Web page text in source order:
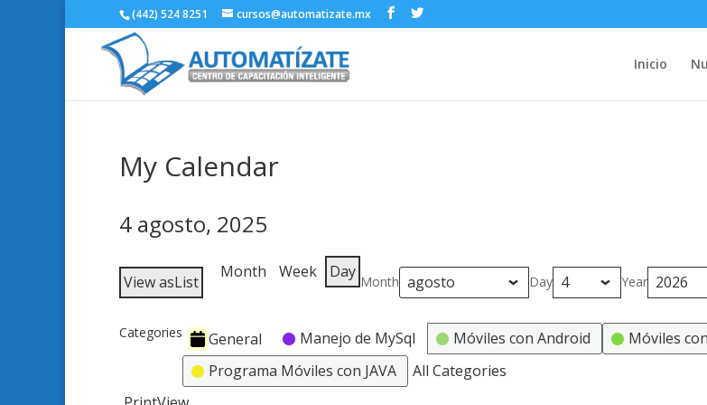
(442) 524 8251 cursos@automatizate.mx
Inicio
My Calendar
4 agosto, 2025
View asList
Month Week Day
Month Day Year
Categories General Manejo de MySql Móviles con Android Móviles
Programa Móviles con JAVA
All Categories